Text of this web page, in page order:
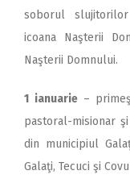
soborul
icoana Naşterii
Naşterii Domnului.
1 ianuarie –
pastoral-misionar
din municipiul
Galaţi, Tecuci şi